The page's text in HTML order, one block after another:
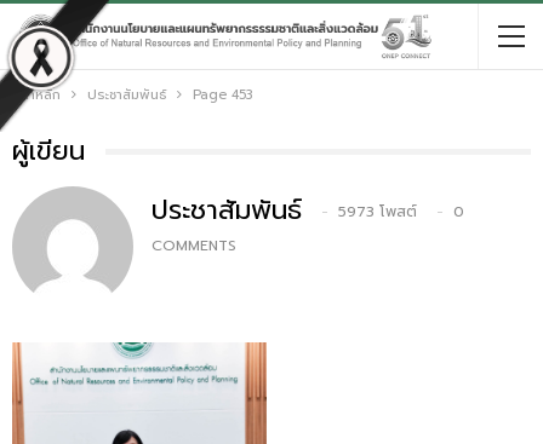
หน้าหลัก ประชาสัมพันธ์ Page 453
ผู้เขียน
ประชาสัมพันธ์
5973 โพสต์
0
COMMENTS